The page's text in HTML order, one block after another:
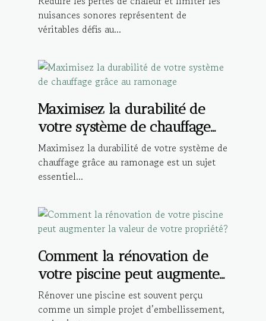
nuisances sonores représentent de
véritables défis au...
Maximisez la durabilité de
votre système de chauffage
grâce au ramonage
Maximisez la durabilité de votre système de
chauffage grâce au ramonage est un sujet
essentiel...
Comment la rénovation de
votre piscine peut augmenter
la valeur de votre propriété?
Rénover une piscine est souvent perçu
comme un simple projet d’embellissement,